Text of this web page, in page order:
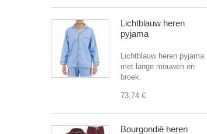
Lichtblauw heren
pyjama
Lichtblauw heren pyjama
met lange mouwen en
broek.
73,74 €
Bourgondië heren